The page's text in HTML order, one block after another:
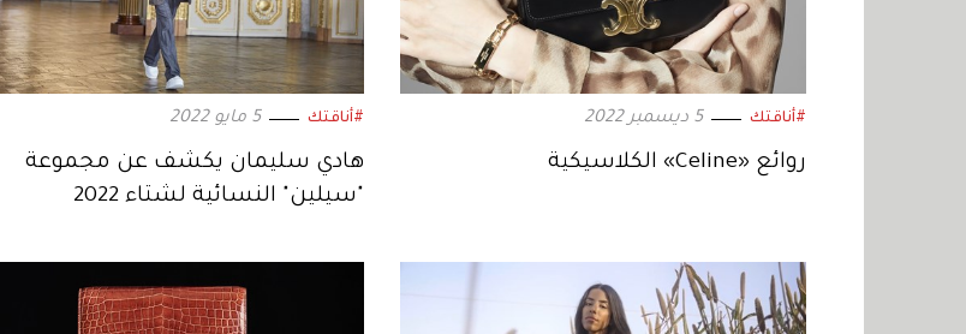
#أناقتك 5 ديسمبر 2022
روائع «Celine» الكلاسيكية
#أناقتك 5 مايو 2022
هادي سليمان يكشف عن مجموعة
"سيلين" النسائية لشتاء 2022